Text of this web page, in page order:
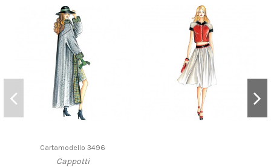
Cartamodello 3496
Cappotti